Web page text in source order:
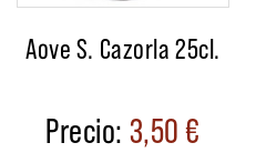
Aove S. Cazorla 25cl.
3,50€